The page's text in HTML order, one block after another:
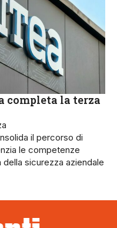
completa la terza
il percorso di
le competenze
sicurezza aziendale